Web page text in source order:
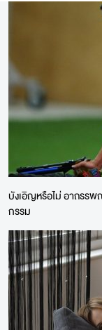
บังเอิญหรือไม่ อาถรร
กรรม